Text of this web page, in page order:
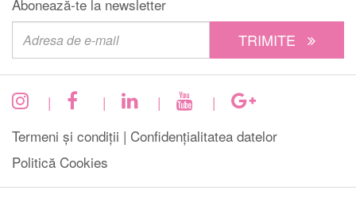
Abonează-te la newsletter
TRIMITE
| | |
|
Termeni și condiții | Confidențialitatea datelor
Politică Cookies